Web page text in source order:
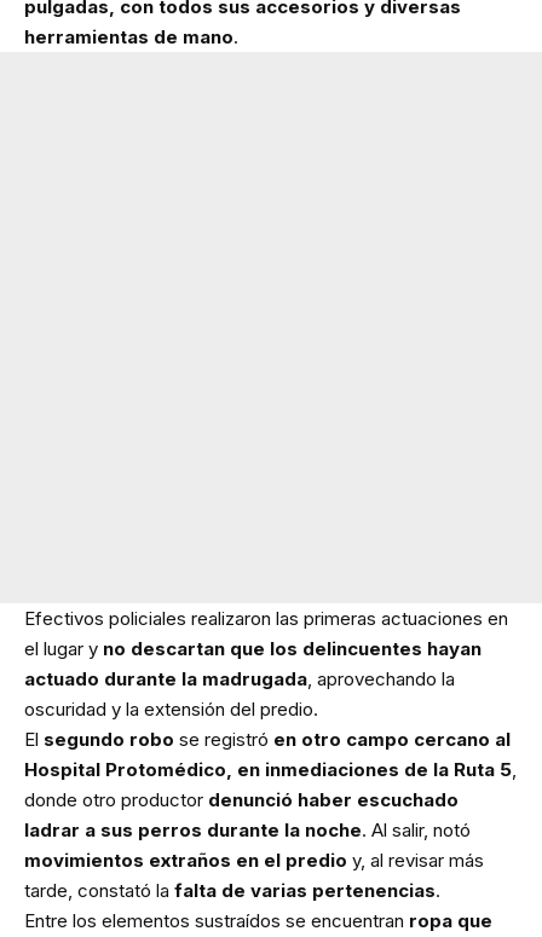
pulgadas, con todos sus accesorios y diversas
herramientas de mano.
Efectivos policiales realizaron las primeras actuaciones en
el lugar y no descartan que los delincuentes hayan
actuado durante la madrugada , aprovechando la
oscuridad y la extensión del predio.
El segundo robo se registró en otro campo cercano al
Hospital Protomédico, en inmediaciones de la Ruta 5
donde otro productor denunció haber escuchado
ladrar a sus perros durante la noche. Al salir, notó
movimientos extraños en el predio y, al revisar más
tarde, constató la falta de varias pertenencias.
Entre los elementos sustraídos se encuentran ropa que